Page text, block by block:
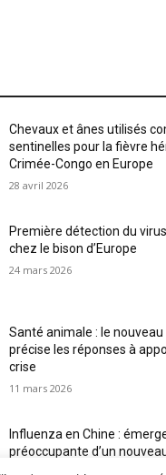
Chevaux et ânes utilisés
sentinelles pour la fièvre
Crimée-Congo en Europe
28 avril 2026
Première détection du
chez le bison d’Europe
24 mars 2026
Santé animale : le
précise les réponses à
crise
11 mars 2026
Influenza en Chine :
préoccupante d’un